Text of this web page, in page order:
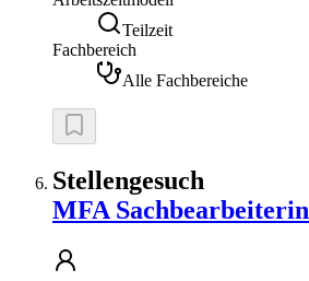
Teilzeit
Fachbereich
Alle Fachbereiche
Stellengesuch
MFA Sachbearbeiterin